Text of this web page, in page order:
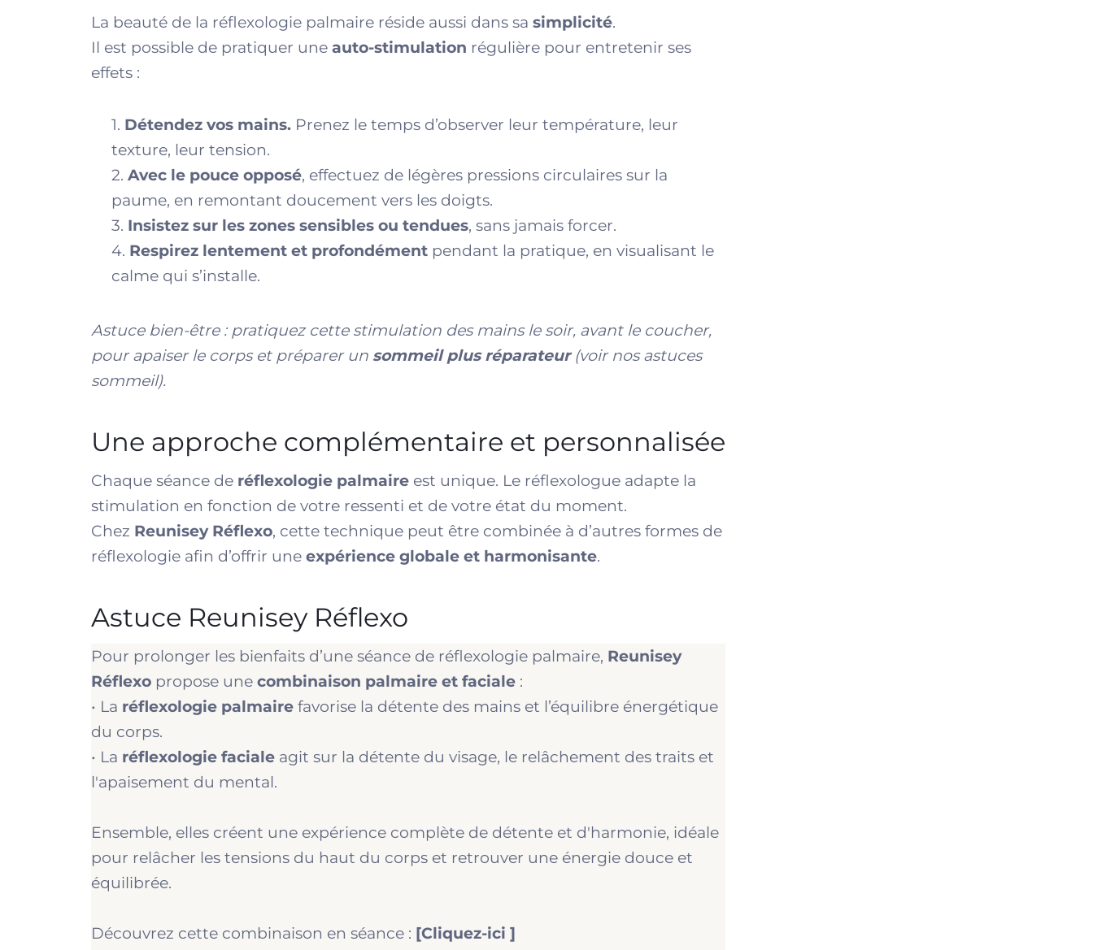
La beauté de la réflexologie palmaire réside aussi dans sa simplicité.
Il est possible de pratiquer une auto-stimulation régulière pour entretenir ses
effets :
1. Détendez vos mains. Prenez le temps d’observer leur température, leur
texture, leur tension.
2. Avec le pouce opposé, effectuez de légères pressions circulaires sur la
paume, en remontant doucement vers les doigts.
3. Insistez sur les zones sensibles ou tendues, sans jamais forcer.
4. Respirez lentement et profondément pendant la pratique, en visualisant le
calme qui s’installe.
Astuce bien-être : pratiquez cette stimulation des mains le soir, avant le coucher,
pour apaiser le corps et préparer un sommeil plus réparateur(voir nos astuces
sommeil).
Une approche complémentaire et personnalisée
Chaque séance de réflexologie palmaire est unique. Le réflexologue adapte la
stimulation en fonction de votre ressenti et de votre état du moment.
Chez Reunisey Réflexo, cette technique peut être combinée à d’autres formes de
réflexologie afin d’offrir une expérience globale et harmonisante.
Astuce Reunisey Réflexo
Pour prolonger les bienfaits d’une séance de réflexologie palmaire, Reunisey
Réflexo propose une combinaison palmaire et faciale :
• La réflexologie palmaire favorise la détente des mains et l’équilibre énergétique
du corps.
• La réflexologie faciale agit sur la détente du visage, le relâchement des traits et
l'apaisement du mental.
Ensemble, elles créent une expérience complète de détente et d'harmonie, idéale
pour relâcher les tensions du haut du corps et retrouver une énergie douce et
équilibrée.
Découvrez cette combinaison en séance : [Cliquez-ici ]